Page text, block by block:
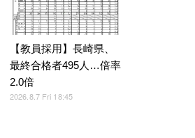
【教員採用】長崎県、
最終合格者495人…倍率
2.0倍
2026.8.7 Fri 18:45